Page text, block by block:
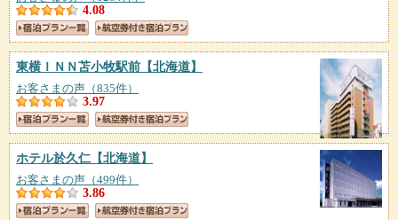
4.08
東横ＩＮＮ苫小牧駅前 【北海道】
お客さまの声（835件）
3.97
ホテル於久仁 【北海道】
お客さまの声（499件）
3.86